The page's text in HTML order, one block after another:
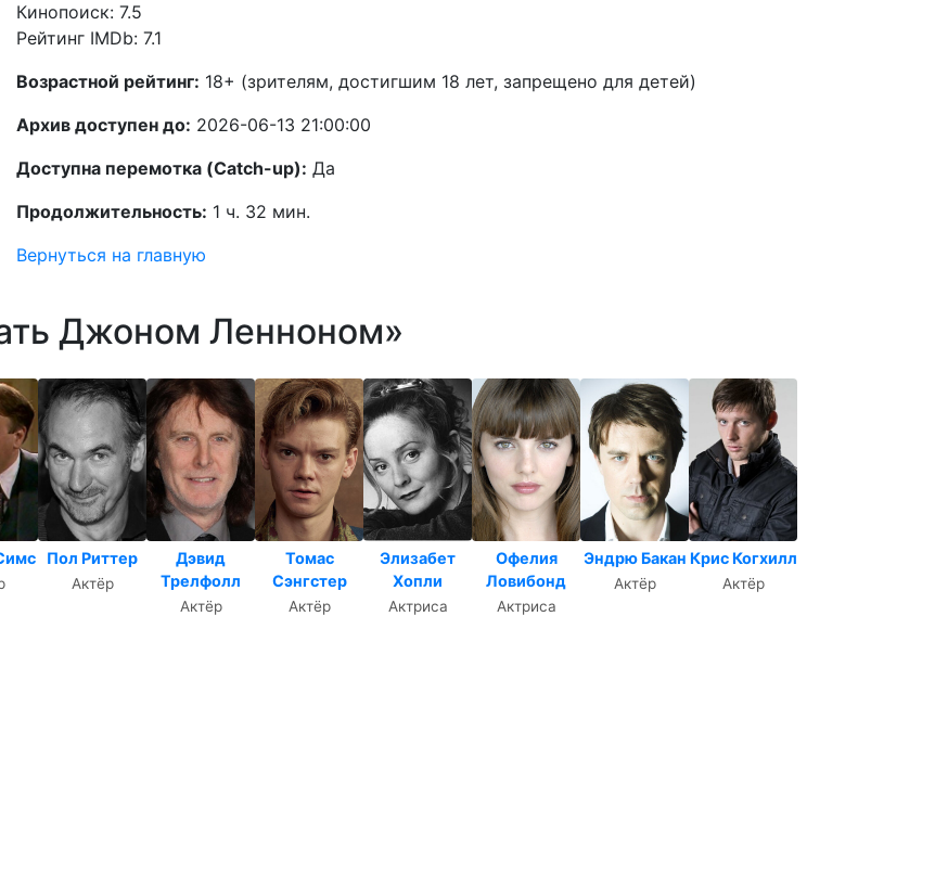
Кинопоиск: 7.5
Рейтинг IMDb: 7.1
Возрастной рейтинг: 18+ (зрителям, достигшим 18 лет, запрещено для детей)
Архив доступен до: 2026-06-13 21:00:00
Доступна перемотка (Catch-up): Да
Продолжительность: 1 ч. 32 мин.
Вернуться на главную
Джоном Ленноном»
Пол Риттер
Актёр
Дэвид
Трелфолл
Актёр
Томас
Сэнгстер
Актёр
Элизабет
Хопли
Актриса
Офелия
Ловибонд
Актриса
Эндрю Бакан
Актёр
Крис Когхилл
Актёр